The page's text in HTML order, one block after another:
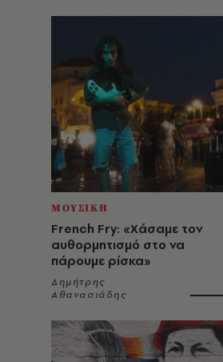
ΜΟΥΣΙΚΗ
French Fry: «Χάσαμε τον
αυθορμητισμό στο να
πάρουμε ρίσκα»
Δημήτρης
Αθανασιάδης